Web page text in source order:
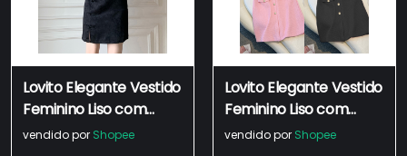
Lovito Elegante Vestido
Feminino Liso com
Zíper Botão e Fenda
vendido por Shopee
Lovito Elegante Vestido
Feminino Liso com
Bolso e Botão Frontal
vendido por Shopee